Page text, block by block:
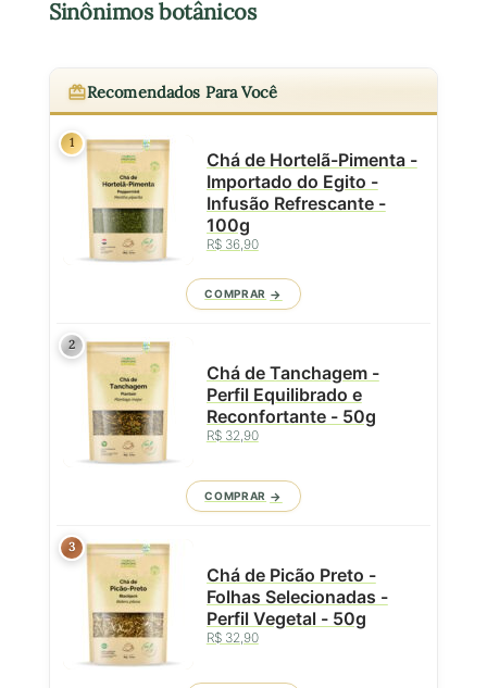
Sinônimos botânicos
Recomendados Para Você
1
Chá de Hortelã-Pimenta -
Importado do Egito -
Infusão Refrescante -
100g
R$ 36,90
COMPRAR
2
Chá de Tanchagem -
Perfil Equilibrado e
Reconfortante - 50g
R$ 32,90
COMPRAR
3
Chá de Picão Preto -
Folhas Selecionadas -
Perfil Vegetal - 50g
R$ 32,90